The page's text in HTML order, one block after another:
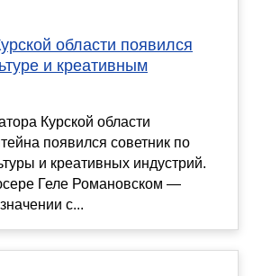
области появился
и креативным
Курской области
появился советник по
и креативных индустрий.
Геле Романовском —
с...